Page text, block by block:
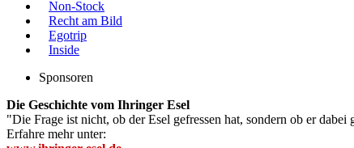
Non-Stock
Recht am Bild
Egotrip
Inside
Sponsoren
Die Geschichte vom Ihringer Esel
"Die Frage ist nicht, ob der Esel gefressen hat, sondern ob er
Erfahre mehr unter: